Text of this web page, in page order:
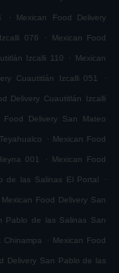
. Mexican Food Delivery
076 . Mexican Food
Izcalli 110 . Mexican
Cuautitlán Izcalli 051 .
Delivery Cuautitlán Izcalli
Food Delivery San Mateo
. Mexican Food
001 . Mexican Food
de las Salinas El Portal .
Mexican Food Delivery San
Pablo de las Salinas San
Chinampa . Mexican Food
Delivery San Pablo de las